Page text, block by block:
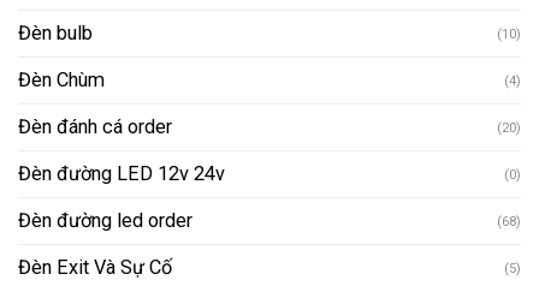
Đèn bulb (10)
Đèn Chùm (4)
Đèn đánh cá order (20)
Đèn đường LED 12v 24v (0)
Đèn đường led order (68)
Đèn Exit Và Sự Cố (5)